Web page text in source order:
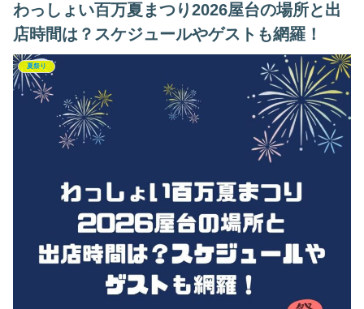
わっしょい百万夏まつり2026屋台の場所と出
店時間は？スケジュールやゲストも網羅！
夏祭り